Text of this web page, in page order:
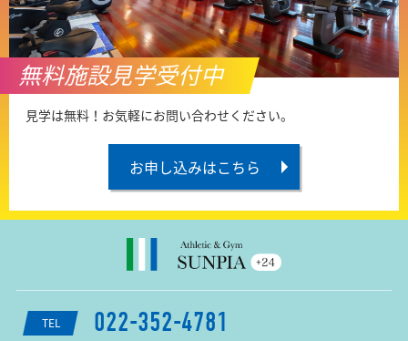
無料施設見学受付中
見学は無料！お気軽にお問い合わせください。
お申し込みはこちら
TEL 022-352-4781